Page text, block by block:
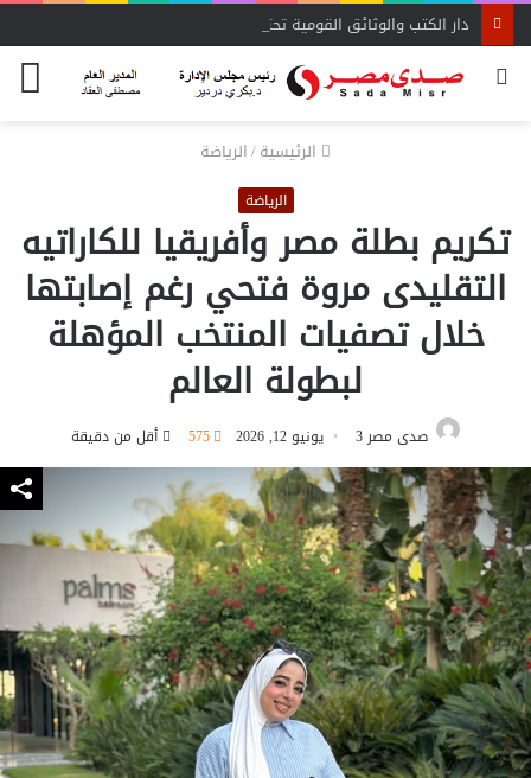
بحث
الرئيسية/الرياضة
الرياضة
تكريم بطلة مصر وأفريقيا للكاراتيه
التقليدى مروة فتحي رغم إصابتها
خلال تصفيات المنتخب المؤهلة
لبطولة العالم
صدى مصر 3 يونيو 12, 2026 575 أقل من دقيقة